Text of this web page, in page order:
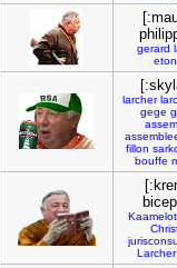
gerard
larcher
gege
fillon
bouffe
Larcher